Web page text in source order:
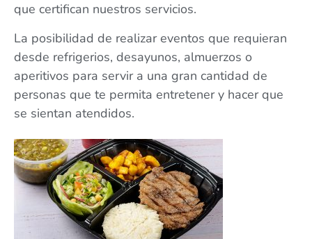
que certifican nuestros servicios.
La posibilidad de realizar eventos que requieran
desde refrigerios, desayunos, almuerzos o
aperitivos para servir a una gran cantidad de
personas que te permita entretener y hacer que
se sientan atendidos.